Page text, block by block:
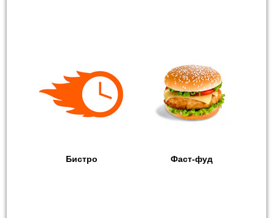
Бистро Фаст-фуд